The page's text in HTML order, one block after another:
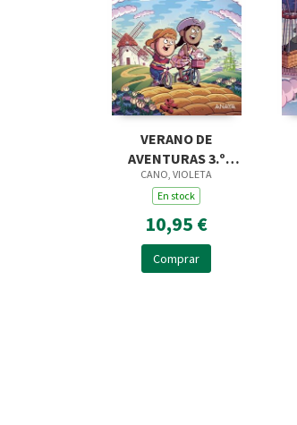
VERANO DE
AVENTURAS 3.º
PRIMARIA
CANO, VIOLETA
En stock
10,95 €
Comprar